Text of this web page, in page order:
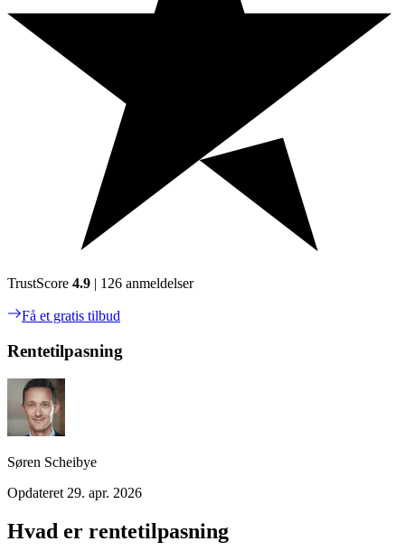
TrustScore 4.9 | 126 anmeldelser
Få et gratis tilbud
Rentetilpasning
Søren Scheibye
Opdateret 29. apr. 2026
Hvad er rentetilpasning